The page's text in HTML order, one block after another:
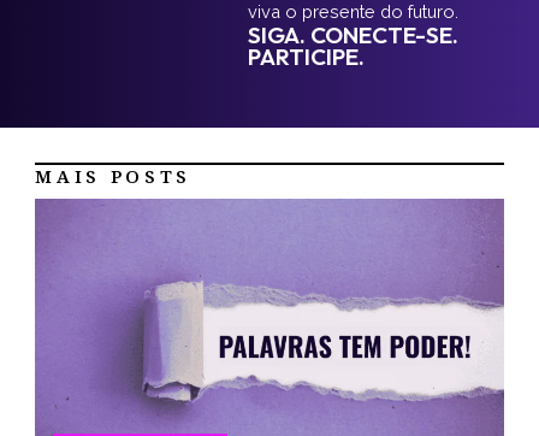
viva o presente do futuro.
SIGA. CONECTE-SE.
PARTICIPE.
MAIS POSTS